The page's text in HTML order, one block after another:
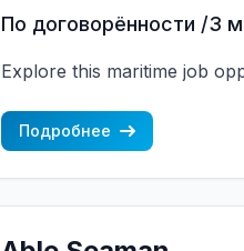
По договорённости /3
Explore this maritime job
Подробнее